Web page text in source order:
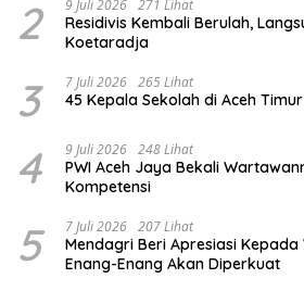
2 9 Juli 2026 271 Lihat
Residivis Kembali Berulah,
Koetaradja
3 7 Juli 2026 265 Lihat
45 Kepala Sekolah di Aceh
4 9 Juli 2026 248 Lihat
PWI Aceh Jaya Bekali
Kompetensi
5 7 Juli 2026 207 Lihat
Mendagri Beri Apresiasi
Enang-Enang Akan Diperkuat